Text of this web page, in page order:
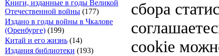
Книги, изданные в годы Великой
Отечественной войны (177)
Издано в годы войны в Чкалове
(Оренбурге) (199)
Китай и его жизнь (14)
Издания библиотеки (193)
сбора
cookie